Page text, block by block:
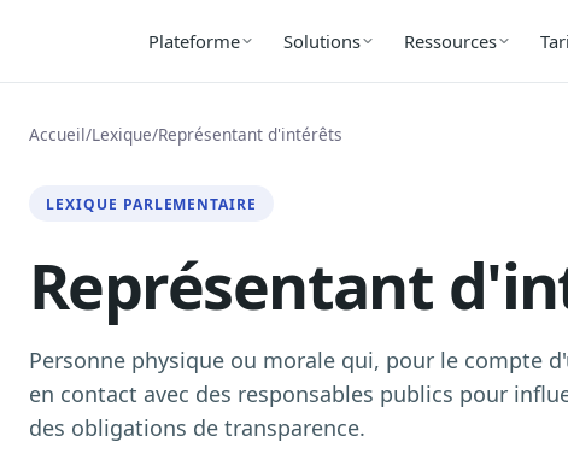
Plateforme Solutions Ressources
Accueil/Lexique/Représentant d'intérêts
LEXIQUE PARLEMENTAIRE
Représentant
Personne physique ou morale qui, pour le compte
en contact avec des responsables publics pour
des obligations de transparence.